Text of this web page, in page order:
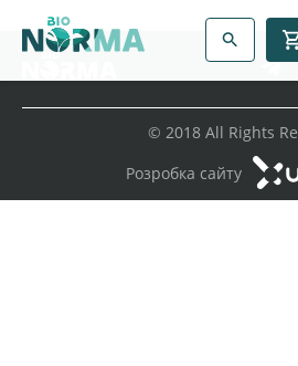
© 2018 All Rights
Розробка сайту